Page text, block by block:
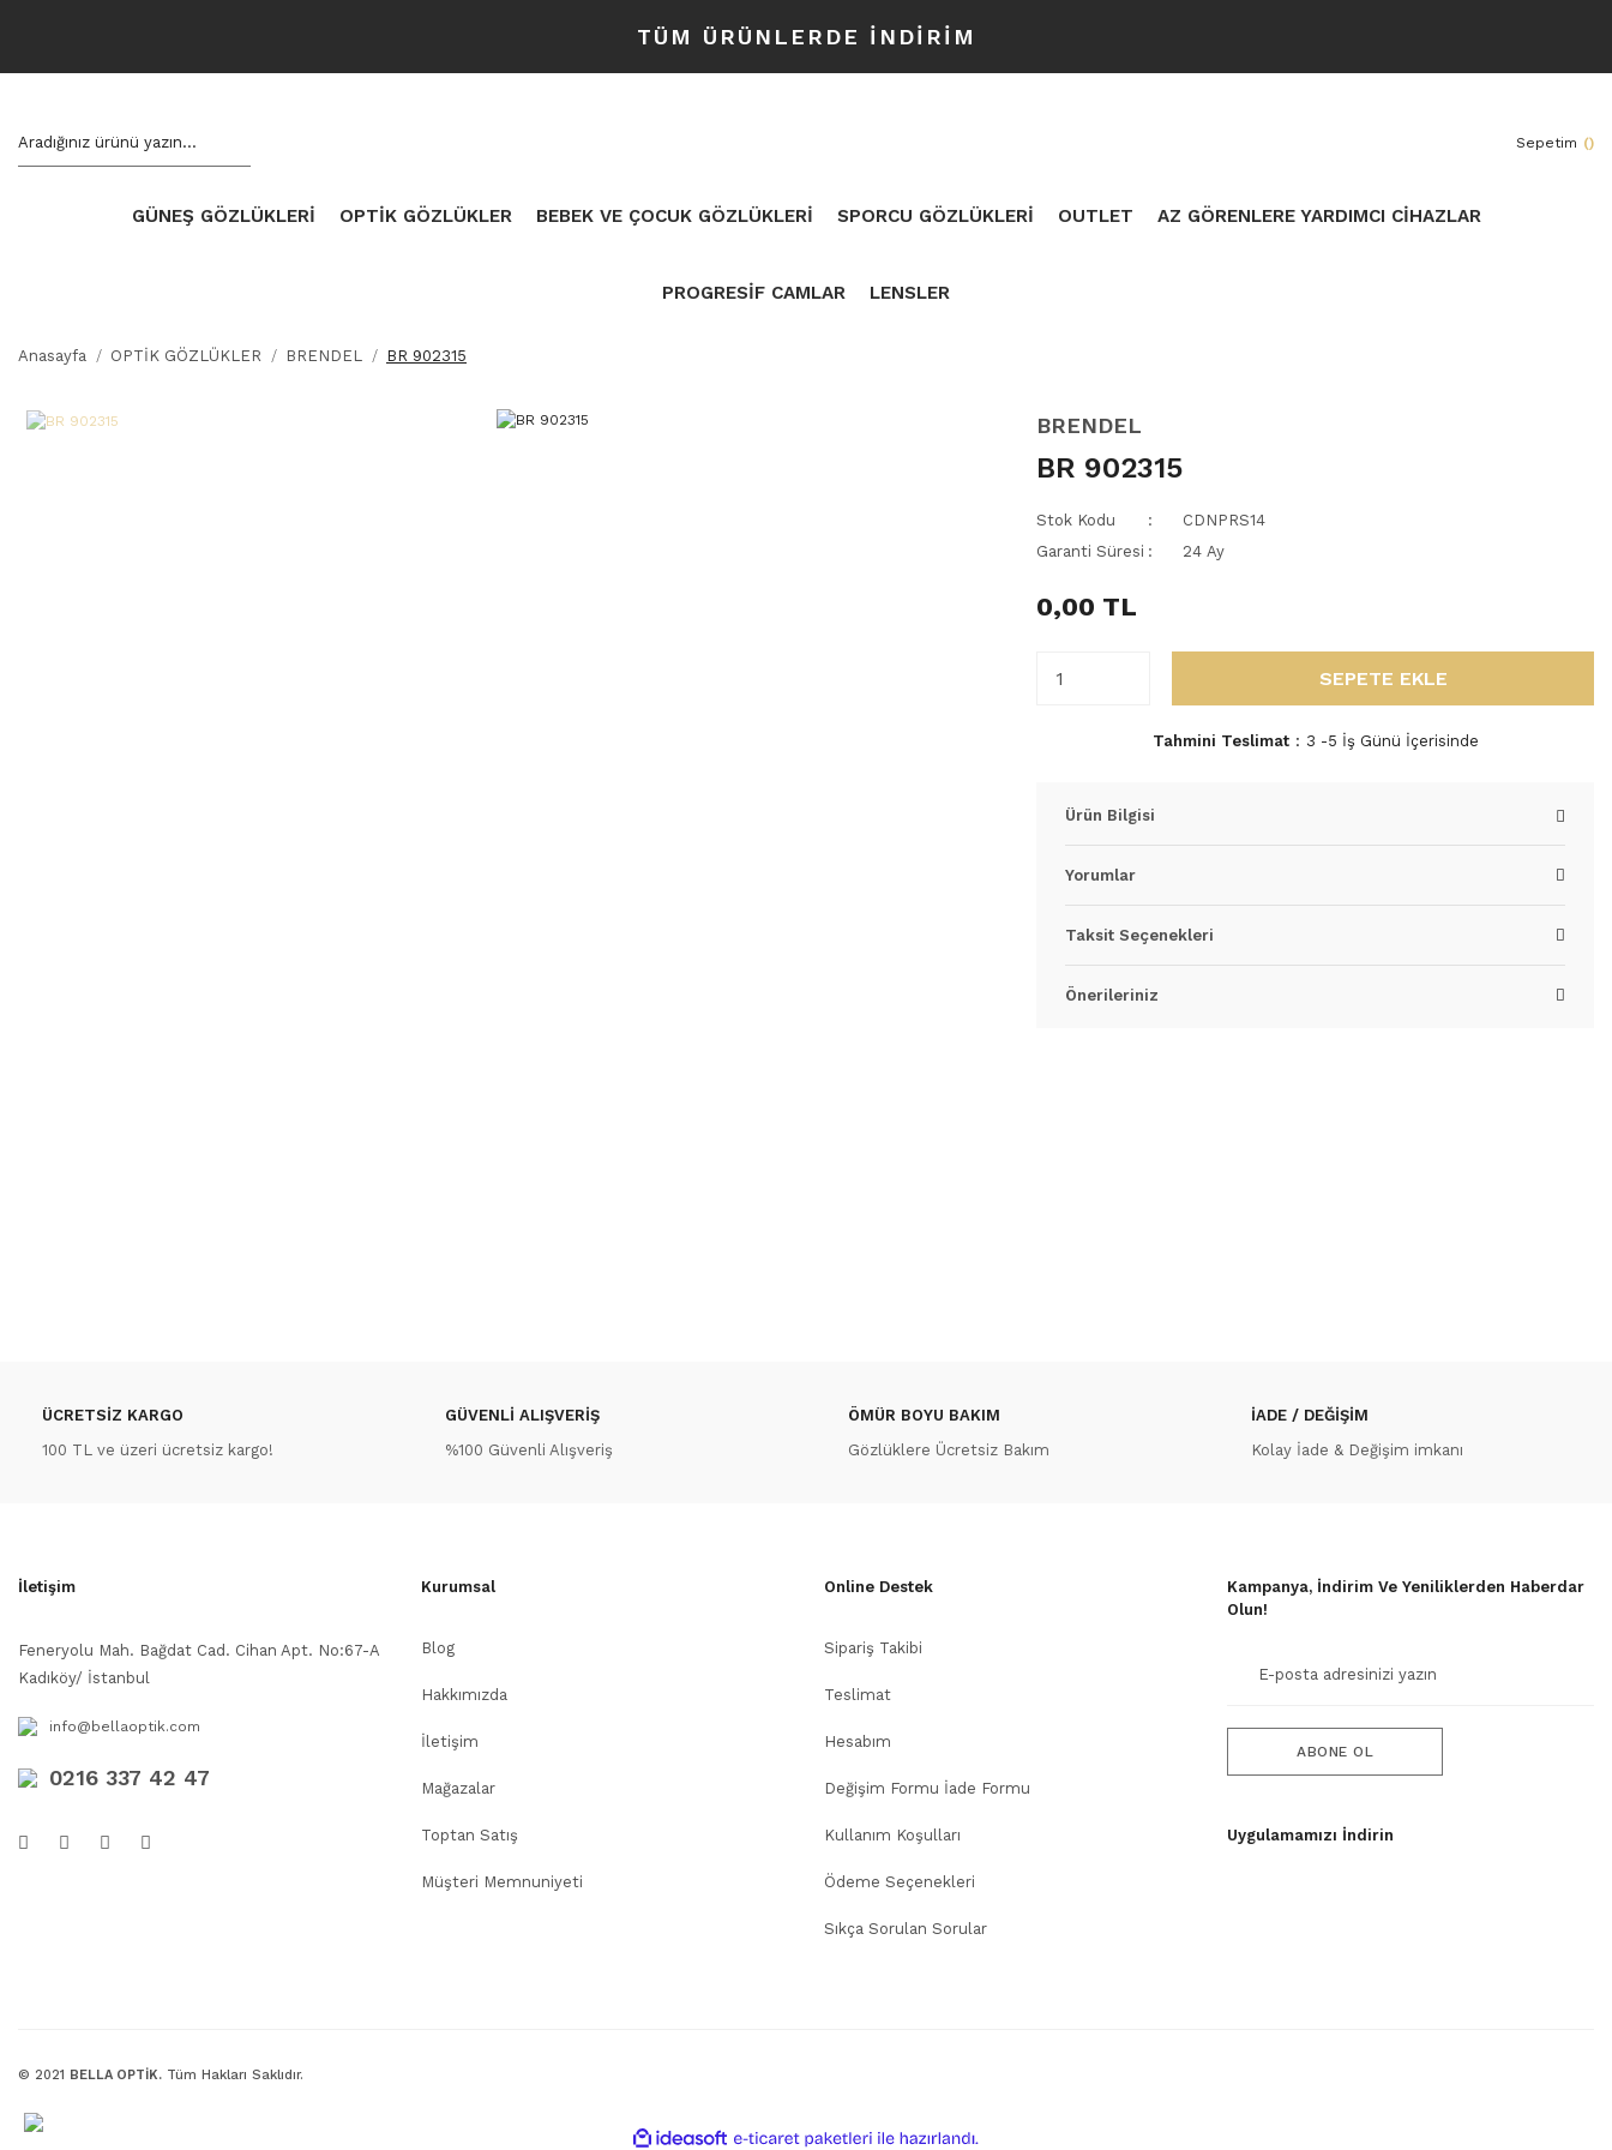
TÜM ÜRÜNLERDE İNDİRİM
Sepetim ()
GÜNEŞ GÖZLÜKLERİ OPTİK GÖZLÜKLER BEBEK VE ÇOCUK GÖZLÜKLERİ SPORCU GÖZLÜKLERİ OUTLET AZ GÖRENLERE YARDIMCI CİHAZLAR
PROGRESİF CAMLAR LENSLER
Anasayfa OPTİK GÖZLÜKLER BRENDEL BR 902315
BRENDEL
BR 902315
Stok Kodu
CDNPRS14
Garanti Süresi
24 Ay
0,00 TL
SEPETE EKLE
Tahmini Teslimat 3 -5 İş Günü İçerisinde
Ürün Bilgisi
Yorumlar
Taksit Seçenekleri
Önerileriniz
ÜCRETSİZ KARGO
100 TL ve üzeri ücretsiz kargo!
GÜVENLİ ALIŞVERİŞ
%100 Güvenli Alışveriş
ÖMÜR BOYU BAKIM
Gözlüklere Ücretsiz Bakım
İADE / DEĞİŞİM
Kolay İade & Değişim imkanı
İletişim
Feneryolu Mah. Bağdat Cad. Cihan Apt. No:67-A
Kadıköy/ İstanbul
info@bellaoptik.com
0216 337 42 47
Kurumsal
Blog
Hakkımızda
İletişim
Mağazalar
Toptan Satış
Müşteri Memnuniyeti
Online Destek
Sipariş Takibi
Teslimat
Hesabım
Değişim Formu İade Formu
Kullanım Koşulları
Ödeme Seçenekleri
Sıkça Sorulan Sorular
Kampanya, İndirim Ve Yeniliklerden Haberdar
Olun!
ABONE OL
Uygulamamızı İndirin
© 2021 BELLA OPTİK. Tüm Hakları Saklıdır.
ideasoft e-